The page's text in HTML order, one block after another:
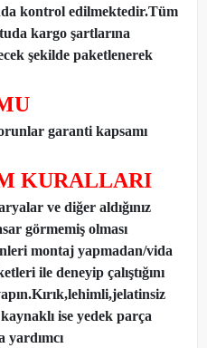
kontrol edilmektedir.Tüm
kargo şartlarına
şekilde paketlenerek
garanti kapsamı
KURALLARI
ve diğer aldığınız
görmemiş olması
montaj yapmadan/vida
ile deneyip çalıştığını
ise yedek parça
yardımcı